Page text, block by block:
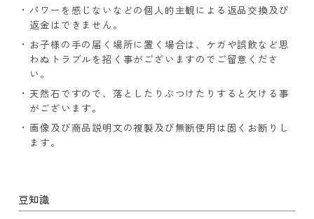
パワーを感じないなどの個人的主観による返品交換及び
返金はできません。
お子様の手の届く場所に置く場合は、ケガや誤飲など思
わぬトラブルを招く事がございますのでご留意くださ
い。
天然石ですので、落としたりぶつけたりすると欠ける事
がございます。
画像及び商品説明文の複製及び無断使用は固くお断りし
ます。
豆知識